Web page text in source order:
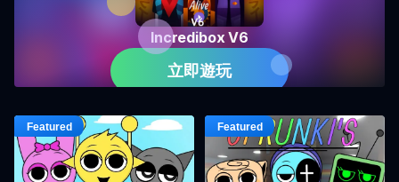
Incredibox V6
立即遊玩